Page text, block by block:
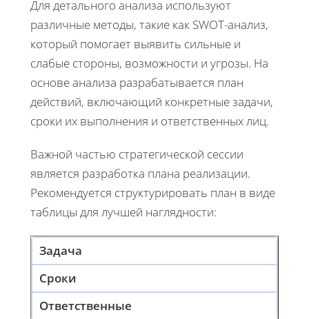
Для детального анализа используют
различные методы, такие как SWOT-анализ,
который помогает выявить сильные и
слабые стороны, возможности и угрозы. На
основе анализа разрабатывается план
действий, включающий конкретные задачи,
сроки их выполнения и ответственных лиц.
Важной частью стратегической сессии
является разработка плана реализации.
Рекомендуется структурировать план в виде
таблицы для лучшей наглядности:
Задача
Сроки
Ответственные